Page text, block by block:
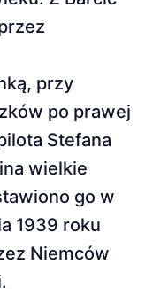
przy
po prawej
Stefana
wielkie
go w
1939 roku
Niemców